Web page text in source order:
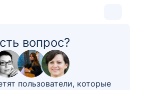
вопрос?
пользователи, которые